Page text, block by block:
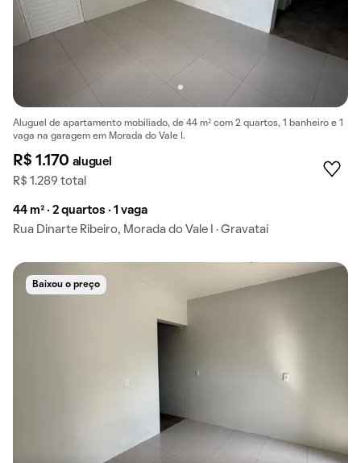
Aluguel de apartamento mobiliado, de 44 m² com 2 quartos, 1 banheiro e 1
vaga na garagem em Morada do Vale I.
R$ 1.170 aluguel
R$ 1.289 total
44 m² · 2 quartos · 1 vaga
Rua Dinarte Ribeiro, Morada do Vale I · Gravataí
Baixou o preço